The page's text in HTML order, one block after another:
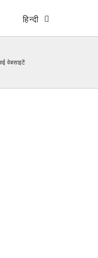
हिन्दी
वेबसाइटें